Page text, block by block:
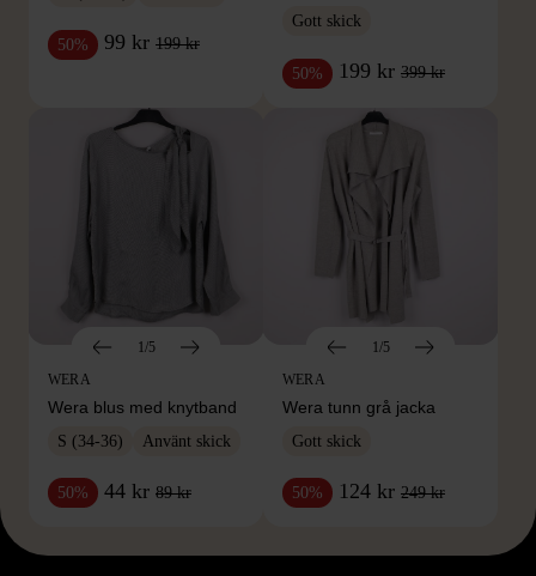
50% 99 kr 199 kr
Gott skick
50% 199 kr 399 kr
1/5
WERA
Wera blus med knytband
S (34-36) Använt skick
50% 44 kr 89 kr
1/5
WERA
Wera tunn grå jacka
Gott skick
50% 124 kr 249 kr